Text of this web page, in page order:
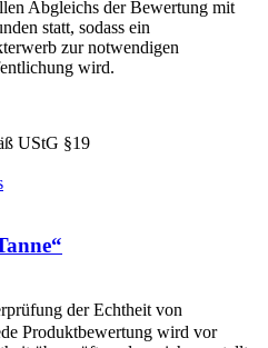
Abgleichs der Bewertung mit
statt, sodass ein
zur notwendigen
wird.
UStG §19
der Echtheit von
Produktbewertung wird vor